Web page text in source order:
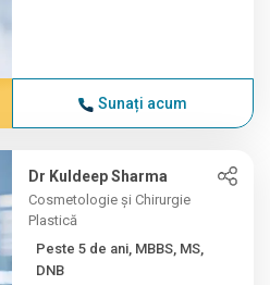
Sunați acum
Dr Kuldeep Sharma
Cosmetologie și Chirurgie
Plastică
Peste 5 de ani, MBBS, MS,
DNB